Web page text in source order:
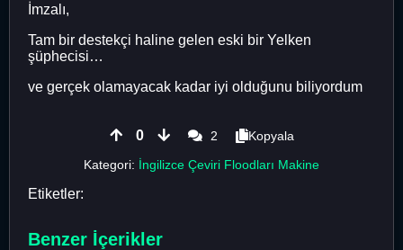
İmzalı,
Tam bir destekçi haline gelen eski bir Yelken
şüphecisi…
ve gerçek olamayacak kadar iyi olduğunu biliyordum
0 2
Kopyala
Kategori: İngilizce Çeviri Floodları Makine
Etiketler:
Benzer İçerikler